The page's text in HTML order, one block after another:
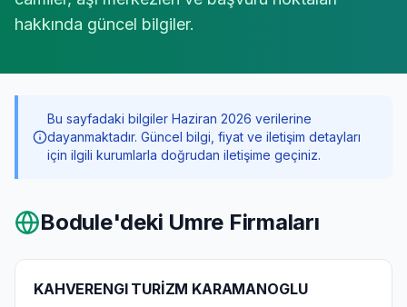
hakkında güncel bilgiler.
Bu sayfadaki bilgiler Haziran 2026 verilerine
dayanmaktadır. Güncel bilgi, fiyat ve iletişim detayları
için ilgili kurumlarla doğrudan iletişime geçiniz.
Bodule'deki Umre Firmaları
KAHVERENGI TURİZM KARAMANOGLU